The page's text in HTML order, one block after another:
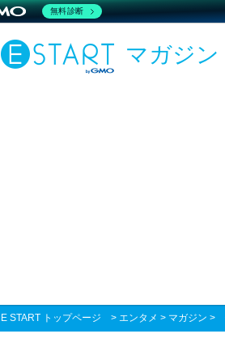
マガジン
E START トップページ > エンタメ > マガジン >
無料診断